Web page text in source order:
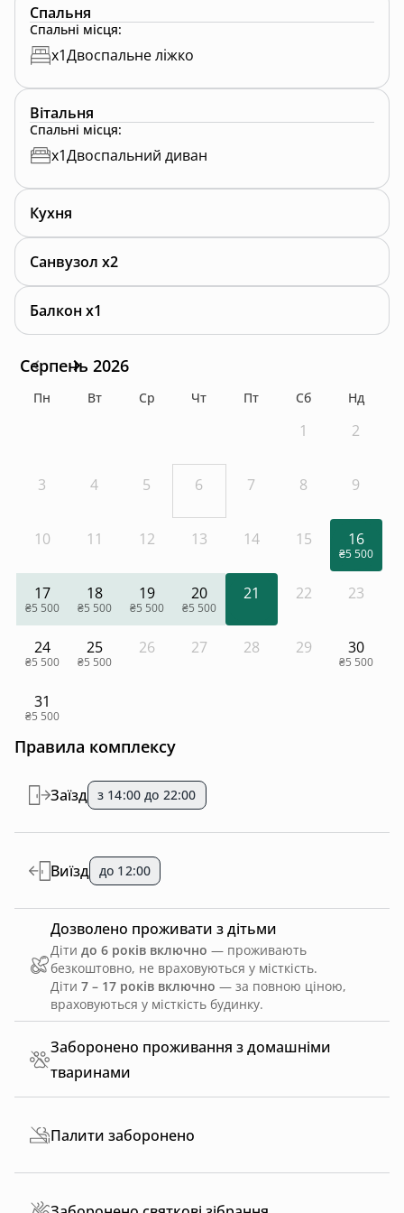
можна насолодитися вечірніми посиденьками під
відкритим небом.
• Неподалік від котеджу є пішохідні маршрути, які
відкривають доступ до неймовірних краєвидів.
📅 Забронюйте свій відпочинок сьогодні:
Проведіть незабутні дні в нашому чудовому котеджі,
отримуючи задоволення від комфортного
Спальня
Спальні місця:
x1Двоспальне ліжко
Вітальня
Спальні місця:
x1Двоспальний диван
Кухня
Санвузол x2
Балкон x1
Серпень 2026
Пн Вт Ср Чт Пт Сб Нд
1 2
3 4 5 6 7 8 9
10 11 12 13 14 15 16
₴5 500
17
₴5 500
18
₴5 500
19
₴5 500
20
₴5 500
21 22 23
24
₴5 500
25
₴5 500
26 27 28 29 30
₴5 500
31
₴5 500
Правила комплексу
Заборонено проживання з домашніми
тваринами
Заїзд з 14:00 до 22:00
Виїзд до 12:00
Дозволено проживати з дітьми
Діти до 6 років включно — проживають
безкоштовно, не враховуються у місткість.
Діти 7 – 17 років включно — за повною ціною,
враховуються у місткість будинку.
Палити заборонено